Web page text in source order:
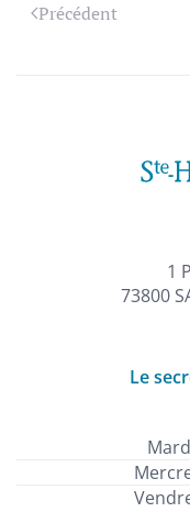
Précédent
1
73800
Le